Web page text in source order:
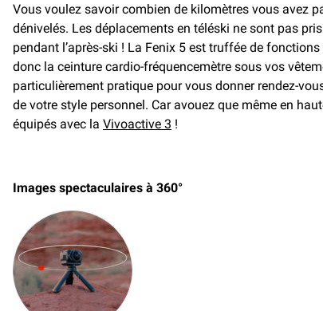
Vous voulez savoir combien de kilomètres vous avez
dénivelés. Les déplacements en téléski ne sont pas
pendant l’après-ski ! La Fenix 5 est truffée de
donc la ceinture cardio-fréquencemètre sous vos
particulièrement pratique pour vous donner rendez-
de votre style personnel. Car avouez que même en
équipés avec la Vivoactive 3 !
Images spectaculaires à 360°